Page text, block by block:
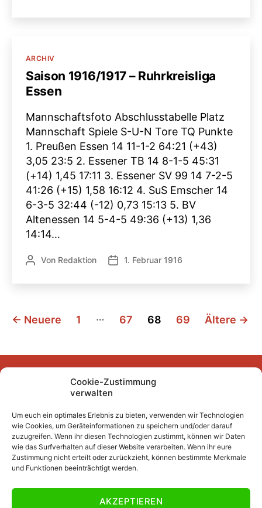
Cookie-Zustimmung
verwalten
Um euch ein optimales Erlebnis zu bieten, verwenden wir Technologien
wie Cookies, um Geräteinformationen zu speichern und/oder darauf
zuzugreifen. Wenn ihr diesen Technologien zustimmt, können wir Daten
wie das Surfverhalten auf dieser Website verarbeiten. Wenn ihr eure
Zustimmung nicht erteilt oder zurückzieht, können bestimmte Merkmale
und Funktionen beeinträchtigt werden.
AKZEPTIEREN
Kategorien
ARCHIV
Saison 1916/1917 – Ruhrkreisliga
Essen
Mannschaftsfoto Abschlusstabelle Platz
Mannschaft Spiele S-U-N Tore TQ Punkte
1. Preußen Essen 14 11-1-2 64:21 (+43)
3,05 23:5 2. Essener TB 14 8-1-5 45:31
(+14) 1,45 17:11 3. Essener SV 99 14 7-2-5
41:26 (+15) 1,58 16:12 4. SuS Emscher 14
6-3-5 32:44 (-12) 0,73 15:13 5. BV
Altenessen 14 5-4-5 49:36 (+13) 1,36
14:14…
Beitragsautor
Von Redaktion Veröffentlichungsdatum
1. Februar 1916
Seitennummerierung
Beiträge
← Neuere 1 … 67 68 69 Ältere →
FacebookInstagram
YouTubeMastodonBluesky
Unser Archiv
Kurze Fuffzehn
Beiträge 2007/2008 bis 2018/2019
Beiträge vor 2007/2008